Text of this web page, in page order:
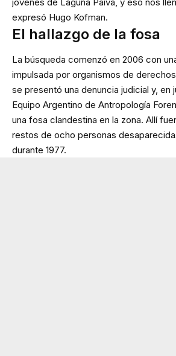
expresó Hugo Kofman.
El hallazgo de la fosa
La búsqueda comenzó en 2006 con
impulsada por organismos de
se presentó una denuncia judicial y, en
Equipo Argentino de Antropología
una fosa clandestina en la zona. Allí
restos de ocho personas
durante 1977.